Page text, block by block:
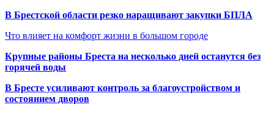
В Брестской области резко наращивают закупки БПЛА
Что влияет на комфорт жизни в большом городе
Крупные районы Бреста на несколько дней останутся без
горячей воды
В Бресте усиливают контроль за благоустройством и
состоянием дворов